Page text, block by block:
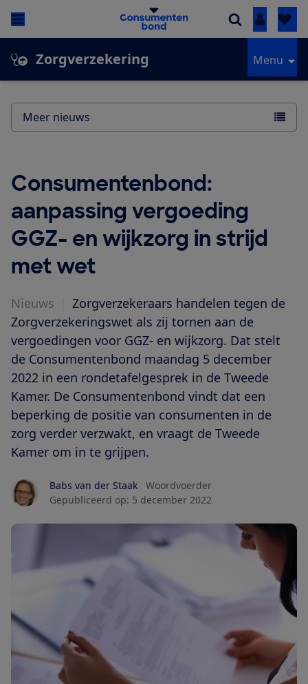
Inloggen
Zorgverzekering Menu
Consumentenbond:
aanpassing vergoeding
GGZ- en wijkzorg in strijd
met wet
Nieuws
Zorgverzekeraars handelen tegen de
Zorgverzekeringswet als zij tornen aan de
vergoedingen voor GGZ- en wijkzorg. Dat stelt
de Consumentenbond maandag 5 december
2022 in een rondetafelgesprek in de Tweede
Kamer. De Consumentenbond vindt dat een
beperking de positie van consumenten in de
zorg verder verzwakt, en vraagt de Tweede
Kamer om in te grijpen.
Babs van der Staak
Woordvoerder
Gepubliceerd op: 5 december 2022
Meer nieuws